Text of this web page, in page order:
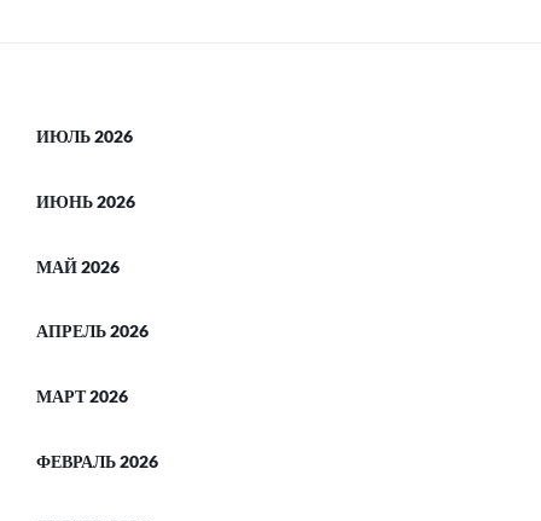
ИЮЛЬ 2026
ИЮНЬ 2026
МАЙ 2026
АПРЕЛЬ 2026
МАРТ 2026
ФЕВРАЛЬ 2026